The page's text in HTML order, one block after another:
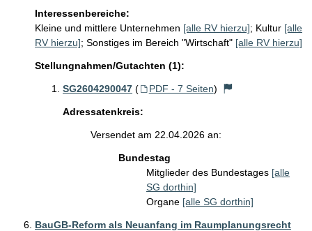
Interessenbereiche:
Kleine und mittlere Unternehmen [alle RV hierzu]; Kultur [alle
RV hierzu]; Sonstiges im Bereich "Wirtschaft" [alle RV hierzu]
Stellungnahmen/Gutachten (1):
SG2604290047 ( PDF - 7 Seiten)
Adressatenkreis:
Versendet am 22.04.2026 an:
Bundestag
Mitglieder des Bundestages [alle
SG dorthin]
Organe [alle SG dorthin]
BauGB-Reform als Neuanfang im Raumplanungsrecht